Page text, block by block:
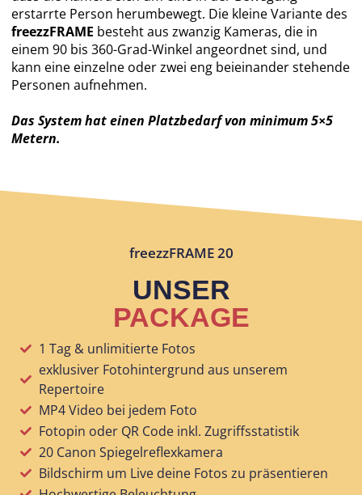
erstarrte Person herumbewegt. Die kleine Variante des
freezzFRAME besteht aus zwanzig Kameras, die in
einem 90 bis 360-Grad-Winkel angeordnet sind, und
kann eine einzelne oder zwei eng beieinander stehende
Personen aufnehmen.
Das System hat einen Platzbedarf von minimum 5×5
Metern.
freezzFRAME 20
UNSER
PACKAGE
1 Tag & unlimitierte Fotos
exklusiver Fotohintergrund aus unserem
Repertoire
MP4 Video bei jedem Foto
Fotopin oder QR Code inkl. Zugriffsstatistik
20 Canon Spiegelreflexkamera
Bildschirm um Live deine Fotos zu präsentieren